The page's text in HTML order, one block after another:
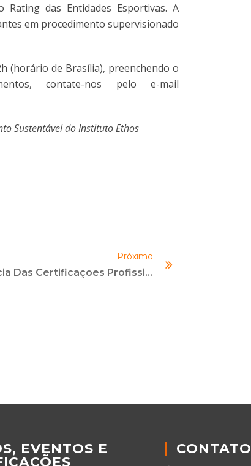
das Entidades Esportivas. A
em procedimento supervisionado
(horário de Brasília), preenchendo o
contate-nos pelo e-mail
Sustentável do Instituto Ethos
Próximo
A Importância Das Certificações Profissionais Em Compliance
EVENTOS E
CONTATO